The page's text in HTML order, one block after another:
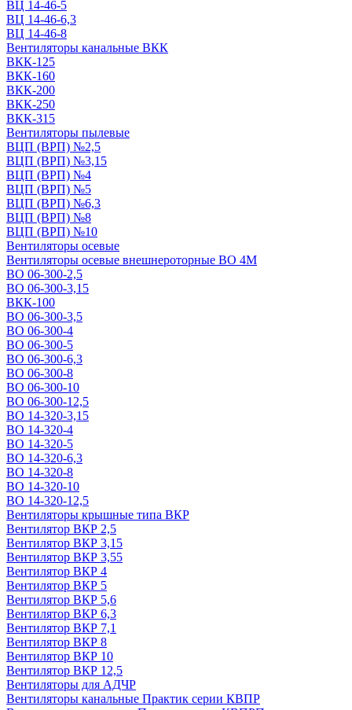
ВЦ 14-46-5
ВЦ 14-46-6,3
ВЦ 14-46-8
Вентиляторы канальные ВКК
ВКК-125
ВКК-160
ВКК-200
ВКК-250
ВКК-315
Вентиляторы пылевые
ВЦП (ВРП) №2,5
ВЦП (ВРП) №3,15
ВЦП (ВРП) №4
ВЦП (ВРП) №5
ВЦП (ВРП) №6,3
ВЦП (ВРП) №8
ВЦП (ВРП) №10
Вентиляторы осевые
Вентиляторы осевые внешнероторные ВО 4М
ВО 06-300-2,5
ВО 06-300-3,15
ВКК-100
ВО 06-300-3,5
ВО 06-300-4
ВО 06-300-5
ВО 06-300-6,3
ВО 06-300-8
ВО 06-300-10
ВО 06-300-12,5
ВО 14-320-3,15
ВО 14-320-4
ВО 14-320-5
ВО 14-320-6,3
ВО 14-320-8
ВО 14-320-10
ВО 14-320-12,5
Вентиляторы крышные типа ВКР
Вентилятор ВКР 2,5
Вентилятор ВКР 3,15
Вентилятор ВКР 3,55
Вентилятор ВКР 4
Вентилятор ВКР 5
Вентилятор ВКР 5,6
Вентилятор ВКР 6,3
Вентилятор ВКР 7,1
Вентилятор ВКР 8
Вентилятор ВКР 10
Вентилятор ВКР 12,5
Вентиляторы для АДЧР
Вентиляторы канальные Практик серии КВПР